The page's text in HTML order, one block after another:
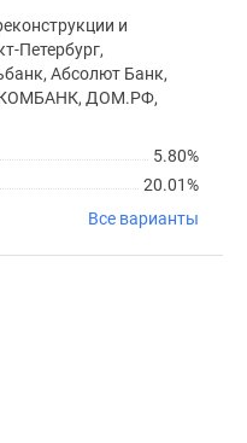
и
Петербург,
Абсолют Банк,
ДОМ.РФ,
5.80%
20.01%
Все варианты